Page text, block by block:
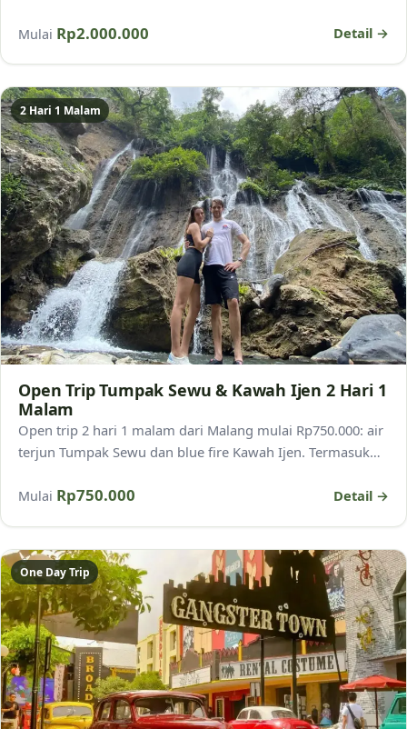
Mulai Rp2.000.000 Detail →
2 Hari 1 Malam
Open Trip Tumpak Sewu & Kawah Ijen 2 Hari 1
Malam
Open trip 2 hari 1 malam dari Malang mulai Rp750.000: air
terjun Tumpak Sewu dan blue fire Kawah Ijen. Termasuk
Mulai Rp750.000 Detail →
One Day Trip